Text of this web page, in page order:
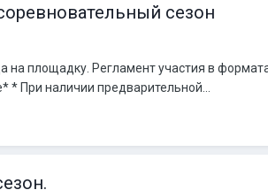
сезон
площадку. Регламент участия в
* При наличии предварительной...